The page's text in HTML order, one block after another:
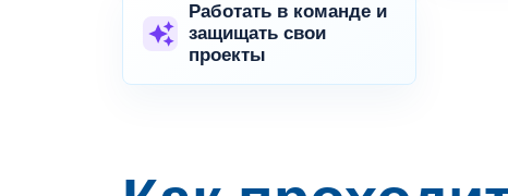
Работать в команде и
защищать свои
проекты